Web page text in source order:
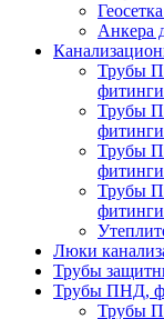
Анкера
Трубы
Трубы
Трубы
Трубы
Люки
Трубы
Трубы ПНД,
Трубы